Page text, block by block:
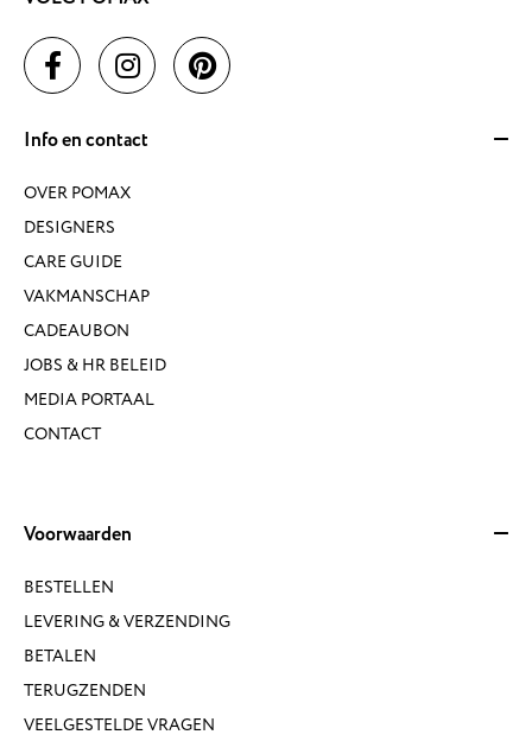
Info en contact
OVER POMAX
DESIGNERS
CARE GUIDE
VAKMANSCHAP
CADEAUBON
JOBS & HR BELEID
MEDIA PORTAAL
CONTACT
Voorwaarden
BESTELLEN
LEVERING & VERZENDING
BETALEN
TERUGZENDEN
VEELGESTELDE VRAGEN